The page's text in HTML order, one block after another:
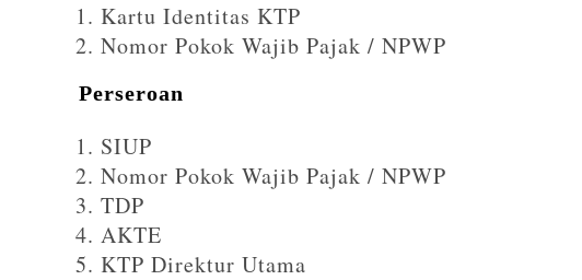
Kartu Identitas KTP
Nomor Pokok Wajib Pajak / NPWP
Perseroan
SIUP
Nomor Pokok Wajib Pajak / NPWP
TDP
AKTE
KTP Direktur Utama